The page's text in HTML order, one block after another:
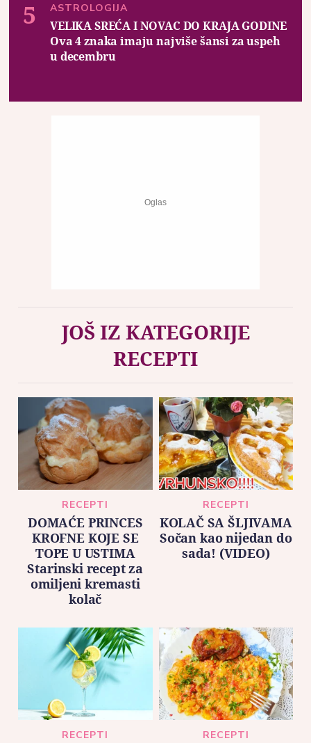
ASTROLOGIJA
VELIKA SREĆA I NOVAC DO KRAJA GODINE
Ova 4 znaka imaju najviše šansi za uspeh
u decembru
JOŠ IZ KATEGORIJE
RECEPTI
RECEPTI
DOMAĆE PRINCES
KROFNE KOJE SE
TOPE U USTIMA
Starinski recept za
omiljeni kremasti
kolač
RECEPTI
KOLAČ SA ŠLJIVAMA
Sočan kao nijedan do
sada! (VIDEO)
RECEPTI RECEPTI